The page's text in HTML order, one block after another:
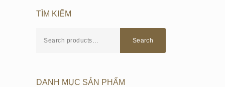
TÌM KIẾM
Search
DANH MỤC SẢN PHẨM